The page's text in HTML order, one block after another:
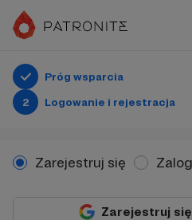
Próg wsparcia
2
Logowanie i rejestracja
Zarejestruj się
Zarejestruj